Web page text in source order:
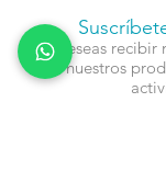
¿Deseas recibir
nuestros